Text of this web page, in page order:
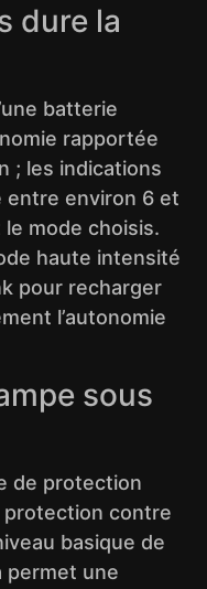
dure la
batterie
rapportée
; les indications
entre environ 6 et
mode choisis.
haute intensité
pour recharger
l’autonomie
sous
de protection
protection contre
basique de
permet une